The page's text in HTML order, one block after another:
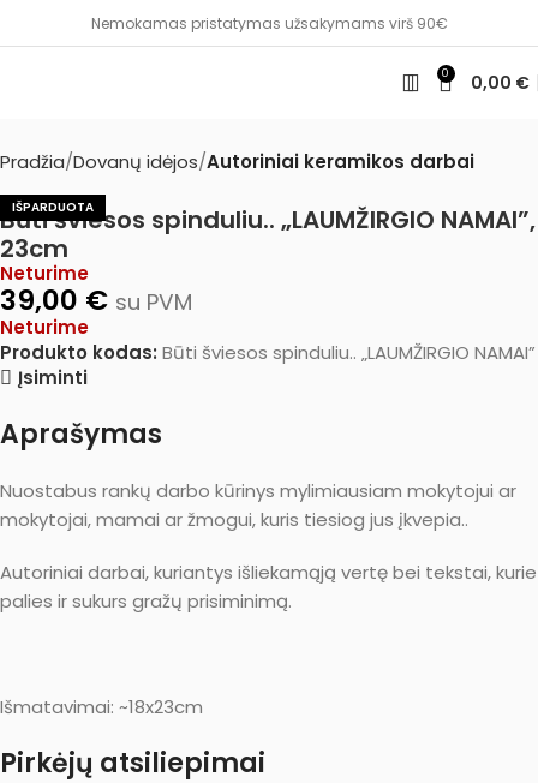
Nemokamas pristatymas užsakymams virš 90€
0 0,00 €
Pradžia Dovanų idėjos Autoriniai keramikos darbai
IŠPARDUOTA
Būti šviesos spinduliu.. „LAUMŽIRGIO NAMAI”,
23cm
Neturime
39,00 € su PVM
Neturime
Produkto kodas: Būti šviesos spinduliu.. „LAUMŽIRGIO NAMAI”
Įsiminti
Aprašymas
Nuostabus rankų darbo kūrinys mylimiausiam mokytojui ar
mokytojai, mamai ar žmogui, kuris tiesiog jus įkvepia..
Autoriniai darbai, kuriantys išliekamąją vertę bei tekstai, kurie
palies ir sukurs gražų prisiminimą.
Išmatavimai: ~18x23cm
Pirkėjų atsiliepimai